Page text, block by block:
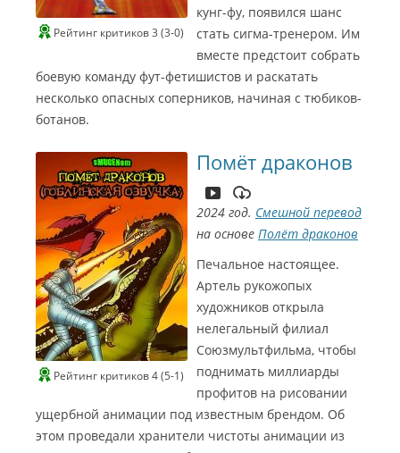
Рейтинг критиков 3 (3-0)
кунг-фу, появился шанс
стать сигма-тренером. Им
вместе предстоит собрать
боевую команду фут-фетишистов и раскатать
несколько опасных соперников, начиная с тюбиков-
ботанов.
Рейтинг критиков 4 (5-1)
Помёт драконов
2024 год. Смешной перевод
на основе Полёт драконов
Печальное настоящее.
Артель рукожопых
художников открыла
нелегальный филиал
Союзмультфильма, чтобы
поднимать миллиарды
профитов на рисовании
ущербной анимации под известным брендом. Об
этом проведали хранители чистоты анимации из